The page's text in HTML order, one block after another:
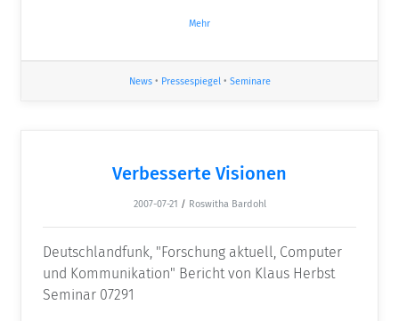
Mehr
News• Pressespiegel• Seminare
Verbesserte Visionen
2007-07-21 / Roswitha Bardohl
Deutschlandfunk, "Forschung aktuell, Computer
und Kommunikation" Bericht von Klaus Herbst
Seminar 07291